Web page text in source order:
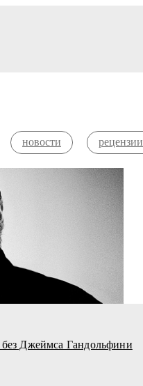
новости рецензии
Джеймса Гандольфини